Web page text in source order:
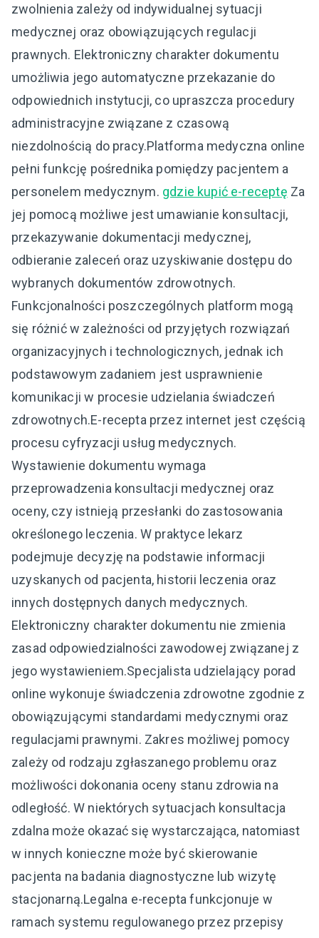
zwolnienia zależy od indywidualnej sytuacji
medycznej oraz obowiązujących regulacji
prawnych. Elektroniczny charakter dokumentu
umożliwia jego automatyczne przekazanie do
odpowiednich instytucji, co upraszcza procedury
administracyjne związane z czasową
niezdolnością do pracy.Platforma medyczna online
pełni funkcję pośrednika pomiędzy pacjentem a
personelem medycznym. gdzie kupić e-receptę Za
jej pomocą możliwe jest umawianie konsultacji,
przekazywanie dokumentacji medycznej,
odbieranie zaleceń oraz uzyskiwanie dostępu do
wybranych dokumentów zdrowotnych.
Funkcjonalności poszczególnych platform mogą
się różnić w zależności od przyjętych rozwiązań
organizacyjnych i technologicznych, jednak ich
podstawowym zadaniem jest usprawnienie
komunikacji w procesie udzielania świadczeń
zdrowotnych.E-recepta przez internet jest częścią
procesu cyfryzacji usług medycznych.
Wystawienie dokumentu wymaga
przeprowadzenia konsultacji medycznej oraz
oceny, czy istnieją przesłanki do zastosowania
określonego leczenia. W praktyce lekarz
podejmuje decyzję na podstawie informacji
uzyskanych od pacjenta, historii leczenia oraz
innych dostępnych danych medycznych.
Elektroniczny charakter dokumentu nie zmienia
zasad odpowiedzialności zawodowej związanej z
jego wystawieniem.Specjalista udzielający porad
online wykonuje świadczenia zdrowotne zgodnie z
obowiązującymi standardami medycznymi oraz
regulacjami prawnymi. Zakres możliwej pomocy
zależy od rodzaju zgłaszanego problemu oraz
możliwości dokonania oceny stanu zdrowia na
odległość. W niektórych sytuacjach konsultacja
zdalna może okazać się wystarczająca, natomiast
w innych konieczne może być skierowanie
pacjenta na badania diagnostyczne lub wizytę
stacjonarną.Legalna e-recepta funkcjonuje w
ramach systemu regulowanego przez przepisy